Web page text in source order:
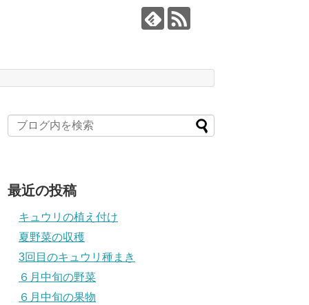
最近の投稿
キュウリの植え付け
夏野菜の収穫
3回目のキュウリ種まき
６月中旬の野菜
６月中旬の果物